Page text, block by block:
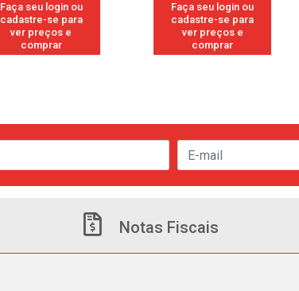
Faça seu login ou
cadastre-se para
ver preços e
comprar
Faça seu login ou
cadastre-se para
ver preços e
comprar
Notas Fiscais